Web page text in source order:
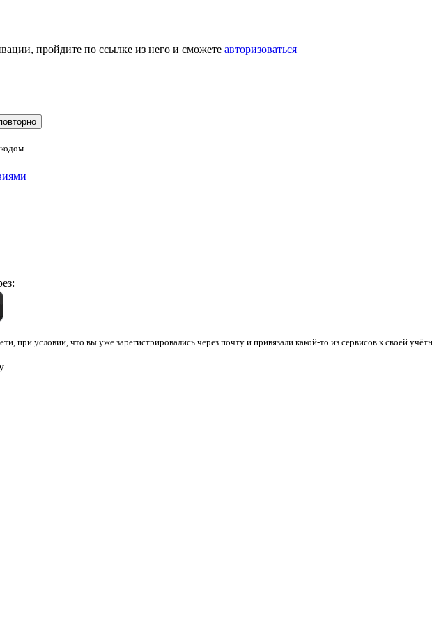
пройдите по ссылке из него и сможете авторизоваться
при условии, что вы уже зарегистрировались через почту и привязали какой-то из сервисов к своей